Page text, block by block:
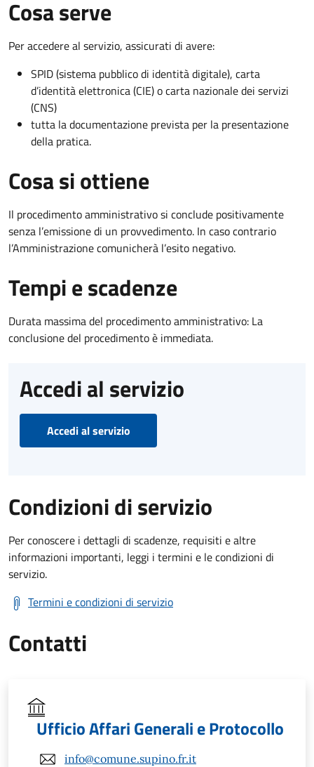
Cosa serve
Per accedere al servizio, assicurati di avere:
SPID (sistema pubblico di identità digitale), carta
d’identità elettronica (CIE) o carta nazionale dei servizi
(CNS)
tutta la documentazione prevista per la presentazione
della pratica.
Cosa si ottiene
Il procedimento amministrativo si conclude positivamente
senza l’emissione di un provvedimento. In caso contrario
l’Amministrazione comunicherà l’esito negativo.
Tempi e scadenze
Durata massima del procedimento amministrativo: La
conclusione del procedimento è immediata.
Accedi al servizio
Accedi al servizio
Condizioni di servizio
Per conoscere i dettagli di scadenze, requisiti e altre
informazioni importanti, leggi i termini e le condizioni di
servizio.
Termini e condizioni di servizio
Contatti
Ufficio Affari Generali e Protocollo
info@comune.supino.fr.it